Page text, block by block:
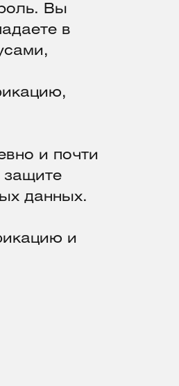
Вы
в
и почти
защите
данных.
и